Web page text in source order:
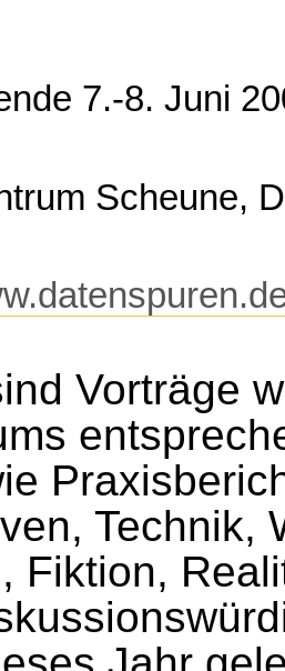
7.-8. Juni
Scheune,
Vorträge
Technik,
Fiktion,